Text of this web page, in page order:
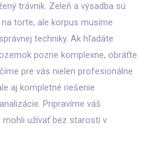
trávnik. Zeleň a výsadba sú
torte, ale korpus musíme
techniky. Ak hľadáte
pozrie komplexne, obráťte
pre vás nielen profesionálne
aj kompletné riešenie
Pripravíme váš
užívať bez starostí v